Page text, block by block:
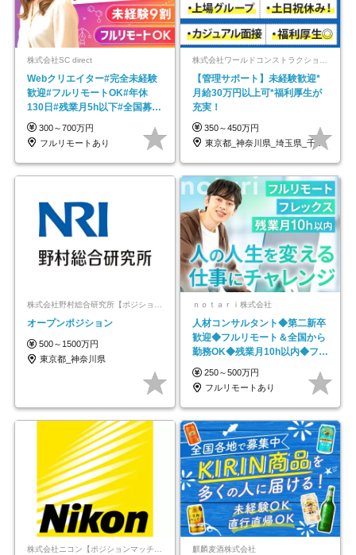
株式会社SC direct
Webクリエイター#完全未経験
歓迎#フルリモートOK#年休
130日#残業月5h以下#全国募集
#最大1年の研修
300～700万円
フルリモートあり
【管理サポート】未経験歓迎*
月給30万円以上可*福利厚生が
充実！
350～450万円
東京都_神奈川県_埼玉県_千葉県_大阪府…
オープンポジション
500～1500万円
東京都_神奈川県
ｎｏｔａｒｉ株式会社
人材コンサルタント◆第二新卒
歓迎◆フルリモート＆全国から
勤務OK◆残業月10h以内◆フレ
ックス制
250～500万円
フルリモートあり
株式会社ニコン【ポジションマッチ登録】 麒麟麦酒株式会社